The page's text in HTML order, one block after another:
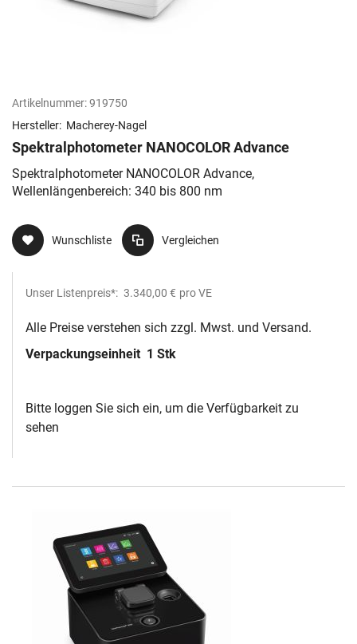
Artikelnummer:919750
Hersteller: Macherey-Nagel
Spektralphotometer NANOCOLOR Advance
Spektralphotometer NANOCOLOR Advance,
Wellenlängenbereich: 340 bis 800 nm
Wunschliste Vergleichen
Unser Listenpreis*: 3.340,00 € pro VE
Alle Preise verstehen sich zzgl. Mwst. und Versand.
Verpackungseinheit 1 Stk
Bitte loggen Sie sich ein, um die Verfügbarkeit zu
sehen